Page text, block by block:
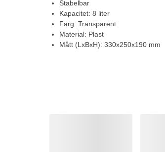
Stabelbar
Kapacitet: 8 liter
Färg: Transparent
Material: Plast
Mått (LxBxH): 330x250x190 mm